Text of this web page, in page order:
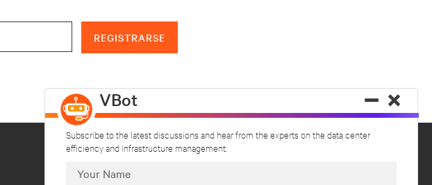
REGISTRARSE
− ×
VBot
Subscribe to the latest discussions and hear from the experts on the data center
efficiency and infrastructure management.